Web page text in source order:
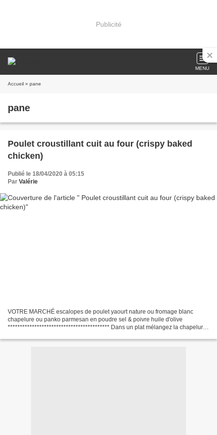
Publicité
MENU
Accueil » pane
pane
Poulet croustillant cuit au four (crispy baked
chicken)
Publié le 18/04/2020 à 05:15
Par Valérie
VOTRE MARCHÉ escalopes de poulet yaourt nature ou fromage blanc
chapelure ou panko parmesan en poudre sel & poivre huile d'olive
****************************************** Dans un plat mélangez la chapelure